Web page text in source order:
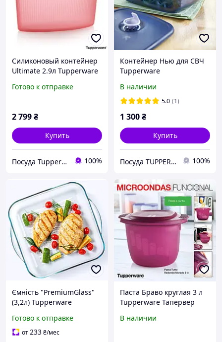
Силиконовый контейнер
Ultimate 2.9л Tupperware
Готово к отправке
2 799₴
Купить
Посуда Tupperware 100%
Контейнер Нью для СВЧ
Tupperware
В наличии
5.0 (1)
1 300₴
Купить
Посуда TUPPERWARE 100%
Ємність "PremiumGlass"
(3,2л) Tupperware
Готово к отправке
от233₴/мес
Паста Браво круглая 3 л
Tupperware Тапервер
В наличии